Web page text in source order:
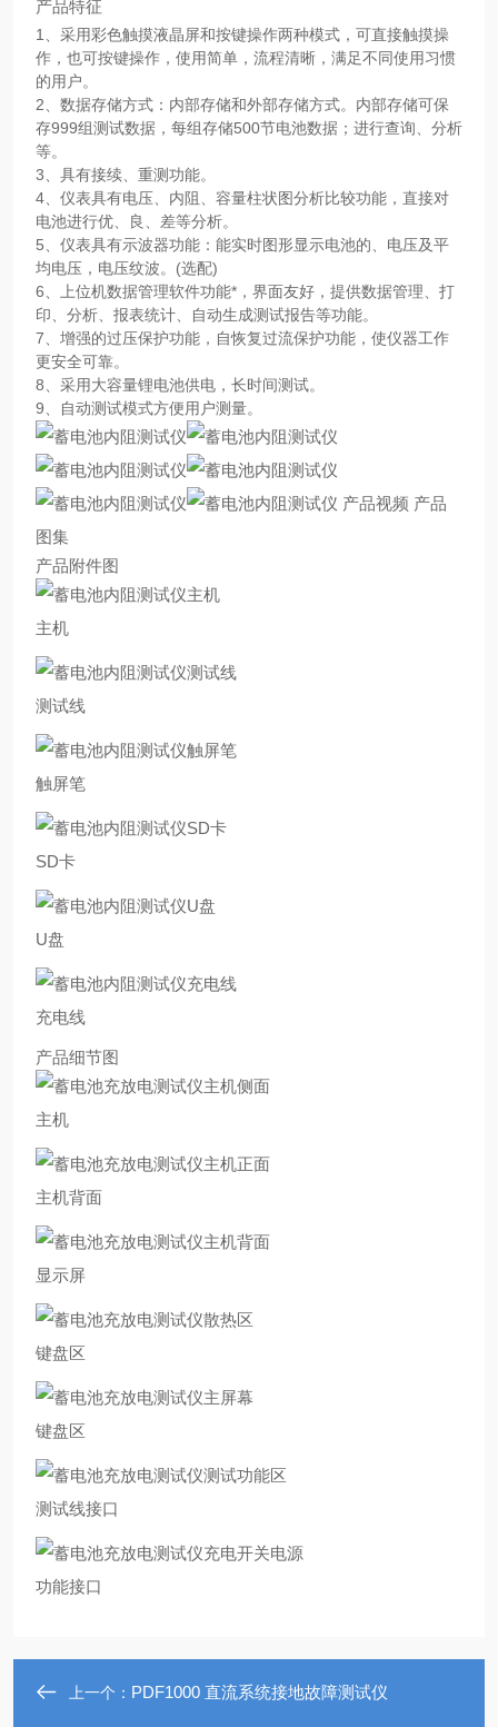
产品特征
1、采用彩色触摸液晶屏和按键操作两种模式，可直接触摸操
作，也可按键操作，使用简单，流程清晰，满足不同使用习惯
的用户。
2、数据存储方式：内部存储和外部存储方式。内部存储可保
存999组测试数据，每组存储500节电池数据；进行查询、分析
等。
3、具有接续、重测功能。
4、仪表具有电压、内阻、容量柱状图分析比较功能，直接对
电池进行优、良、差等分析。
5、仪表具有示波器功能：能实时图形显示电池的、电压及平
均电压，电压纹波。(选配)
6、上位机数据管理软件功能*，界面友好，提供数据管理、打
印、分析、报表统计、自动生成测试报告等功能。
7、增强的过压保护功能，自恢复过流保护功能，使仪器工作
更安全可靠。
8、采用大容量锂电池供电，长时间测试。
9、自动测试模式方便用户测量。
产品视频 产品
图集
产品附件图
主机
测试线
触屏笔
SD卡
U盘
充电线
产品细节图
主机
主机背面
显示屏
键盘区
键盘区
测试线接口
功能接口
上一个： PDF1000 直流系统接地故障测试仪